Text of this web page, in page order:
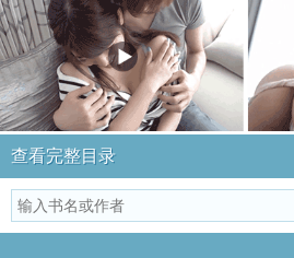
查看完整目录